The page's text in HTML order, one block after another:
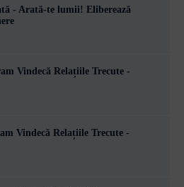
- Arată-te lumii! Eliberează
Vindecă Relațiile Trecute -
Vindecă Relațiile Trecute -